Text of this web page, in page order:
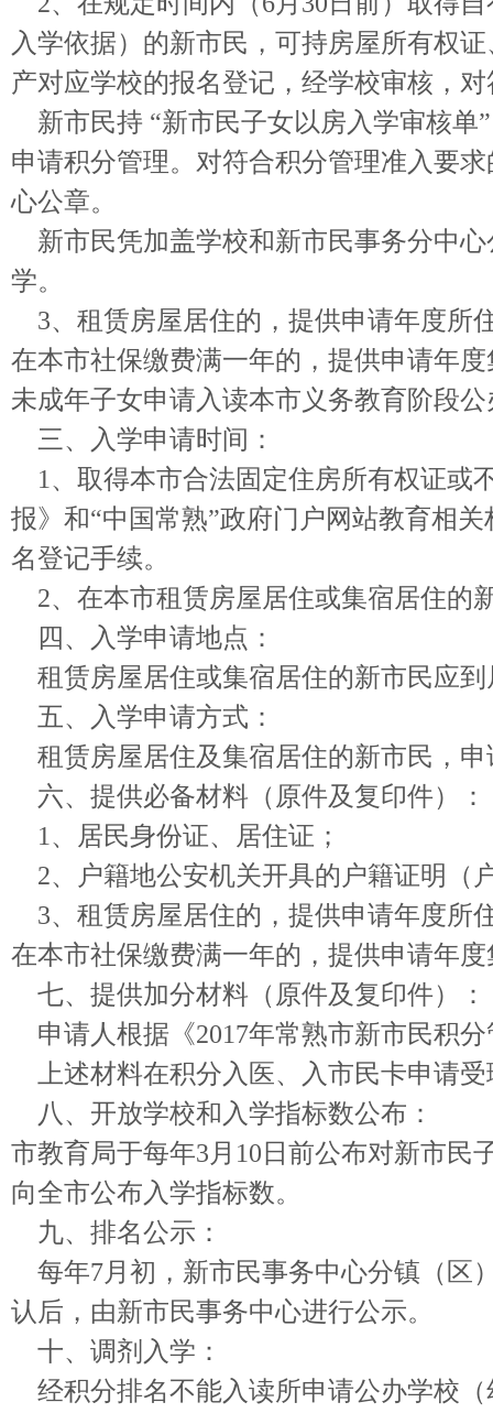
入学依据）的新市民，可持房屋所有权
产对应学校的报名登记，经学校审核，
新市民持 “新市民子女以房入学审核单
申请积分管理。对符合积分管理准入要
心公章。
新市民凭加盖学校和新市民事务分中心
学。
3、租赁房屋居住的，提供申请年度所
在本市社保缴费满一年的，提供申请年
未成年子女申请入读本市义务教育阶段
三、入学申请时间：
1、取得本市合法固定住房所有权证或
报》和“中国常熟”政府门户网站教育相
名登记手续。
2、在本市租赁房屋居住或集宿居住的
四、入学申请地点：
租赁房屋居住或集宿居住的新市民应
五、入学申请方式：
租赁房屋居住及集宿居住的新市民，
六、提供必备材料（原件及复印件）：
1、居民身份证、居住证；
2、户籍地公安机关开具的户籍证明（
3、租赁房屋居住的，提供申请年度所
在本市社保缴费满一年的，提供申请年
七、提供加分材料（原件及复印件）：
申请人根据《2017年常熟市新市民积
上述材料在积分入医、入市民卡申请
八、开放学校和入学指标数公布：
市教育局于每年3月10日前公布对新市民
向全市公布入学指标数。
九、排名公示：
每年7月初，新市民事务中心分镇（区
认后，由新市民事务中心进行公示。
十、调剂入学：
经积分排名不能入读所申请公办学校